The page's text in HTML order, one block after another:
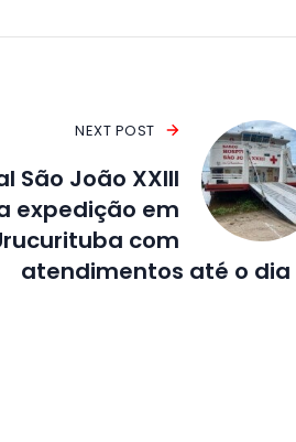
NEXT POST
São João XXIII
expedição em
com
atendimentos até o dia